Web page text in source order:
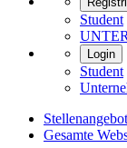
Student
Login
Student
Gesamte